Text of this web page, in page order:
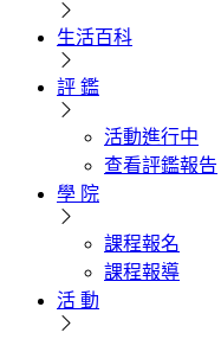
生活百科
評 鑑
活動進行中
查看評鑑報告
學 院
課程報名
課程報導
活 動